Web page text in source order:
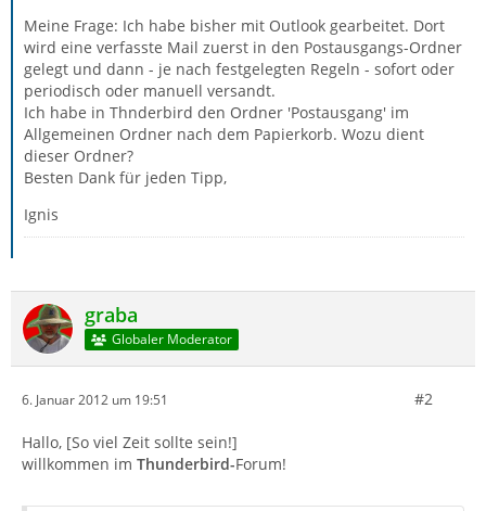
Meine Frage: Ich habe bisher mit Outlook gearbeitet. Dort
wird eine verfasste Mail zuerst in den Postausgangs-Ordner
gelegt und dann - je nach festgelegten Regeln - sofort oder
periodisch oder manuell versandt.
Ich habe in Thnderbird den Ordner 'Postausgang' im
Allgemeinen Ordner nach dem Papierkorb. Wozu dient
dieser Ordner?
Besten Dank für jeden Tipp,
Ignis
graba
Globaler Moderator
6. Januar 2012 um 19:51 #2
Hallo, [So viel Zeit sollte sein!]
willkommen im Thunderbird-Forum!